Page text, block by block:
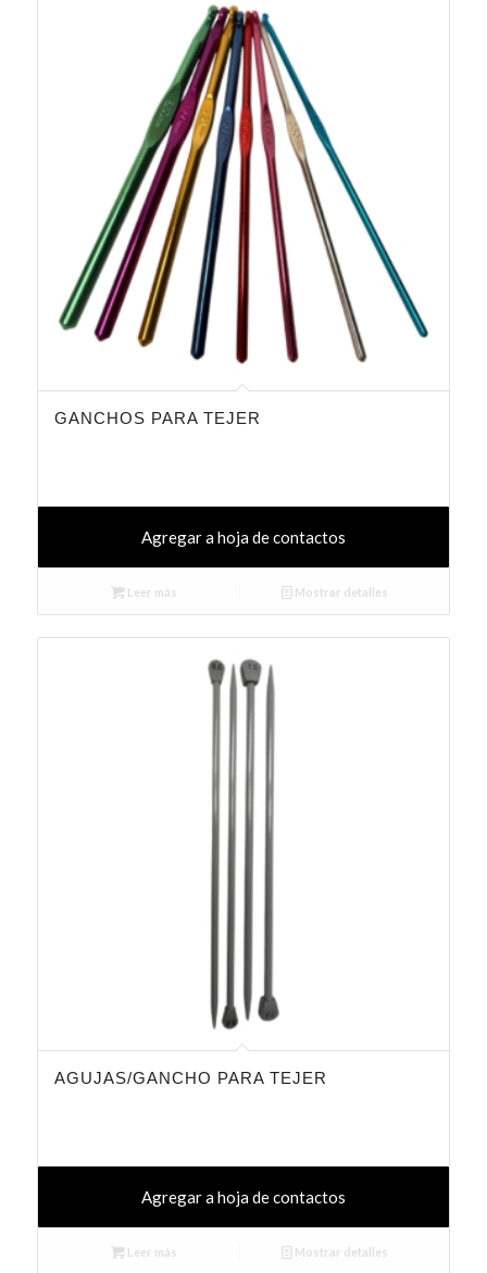
GANCHOS PARA TEJER
Agregar a hoja de contactos
Leer más Mostrar detalles
AGUJAS/GANCHO PARA TEJER
Agregar a hoja de contactos
Leer más Mostrar detalles